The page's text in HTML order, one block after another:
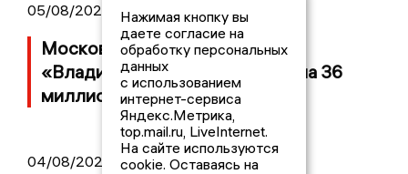
05/08/2026 08:30
Московский ЧОП подал иск к
«Владимирскому стандарту» на 36
миллионов рублей
04/08/2026 15:40
Нажимая кнопку вы
даете согласие на
обработку персональных
данных
с использованием
интернет-сервиса
Яндекс.Метрика,
top.mail.ru, LiveInternet.
На сайте используются
cookie. Оставаясь на